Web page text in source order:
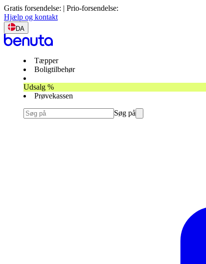
Gratis forsendelse: | Prio-forsendelse:
Hjælp og kontakt
DA
Tæpper
Boligtilbehør
Udsalg %
Prøvekassen
Søg på